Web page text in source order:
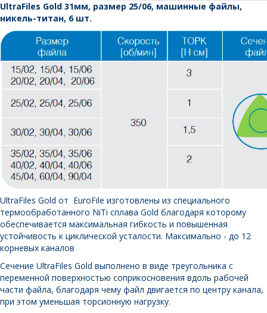
UltraFiles Gold 31мм, размер 25/06, машинные файлы,
никель-титан, 6 шт.
UltraFiles Gold от EuroFile изготовлены из специального
термообработанного NiTi сплава Gold благодаря которому
обеспечивается максимальная гибкость и повышенная
устойчивость к циклической усталости. Максимально - до 12
корневых каналов
Сечение UltraFiles Gold выполнено в виде треугольника с
переменной поверхностью соприкосновения вдоль рабочей
части файла, благодаря чему файл двигается по центру канала,
при этом уменьшая торсионную нагрузку.